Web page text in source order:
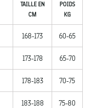
TAILLE EN
CM
POIDS
KG
168-173 60-65
173-178 65-70
178-183 70-75
183-188 75-80